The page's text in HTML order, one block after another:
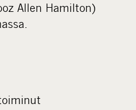
Allen Hamilton)